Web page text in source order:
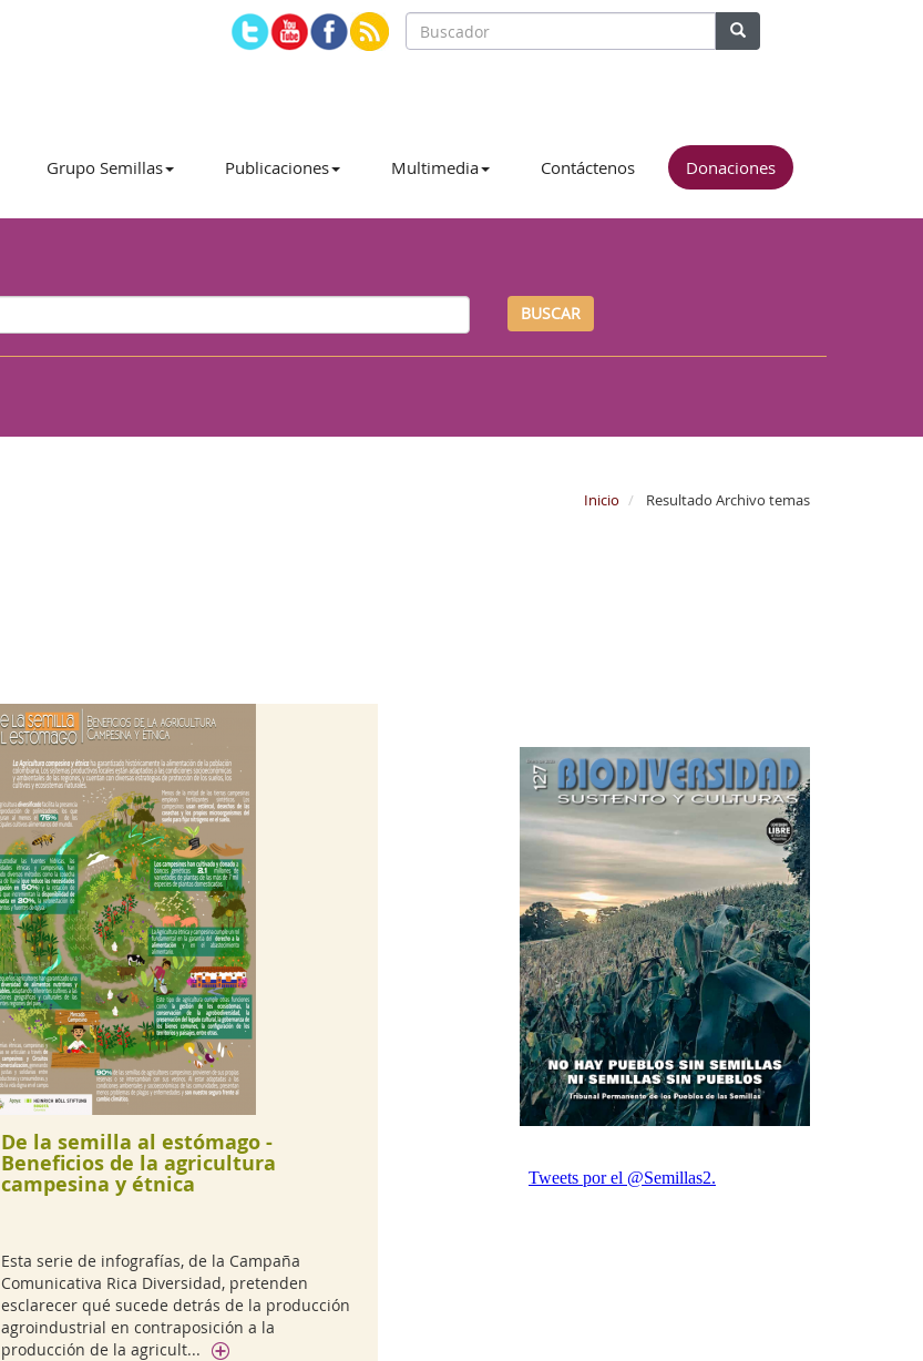
Grupo Semillas Publicaciones Multimedia Contáctenos Donaciones
BUSCAR
Inicio Resultado Archivo temas
De la semilla al estómago -
Beneficios de la agricultura
campesina y étnica
Esta serie de infografías, de la Campaña
Comunicativa Rica Diversidad, pretenden
esclarecer qué sucede detrás de la producción
agroindustrial en contraposición a la
producción de la agricult...